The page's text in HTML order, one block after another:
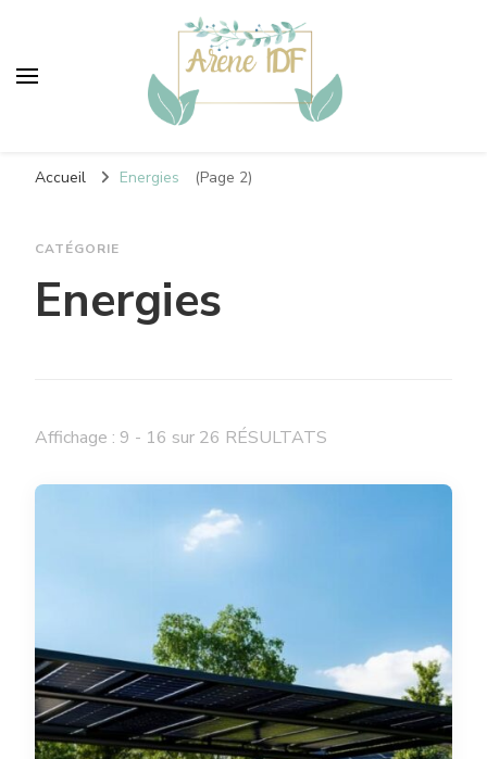
Accueil Energies (Page 2)
CATÉGORIE
Energies
Affichage : 9 - 16 sur 26 RÉSULTATS